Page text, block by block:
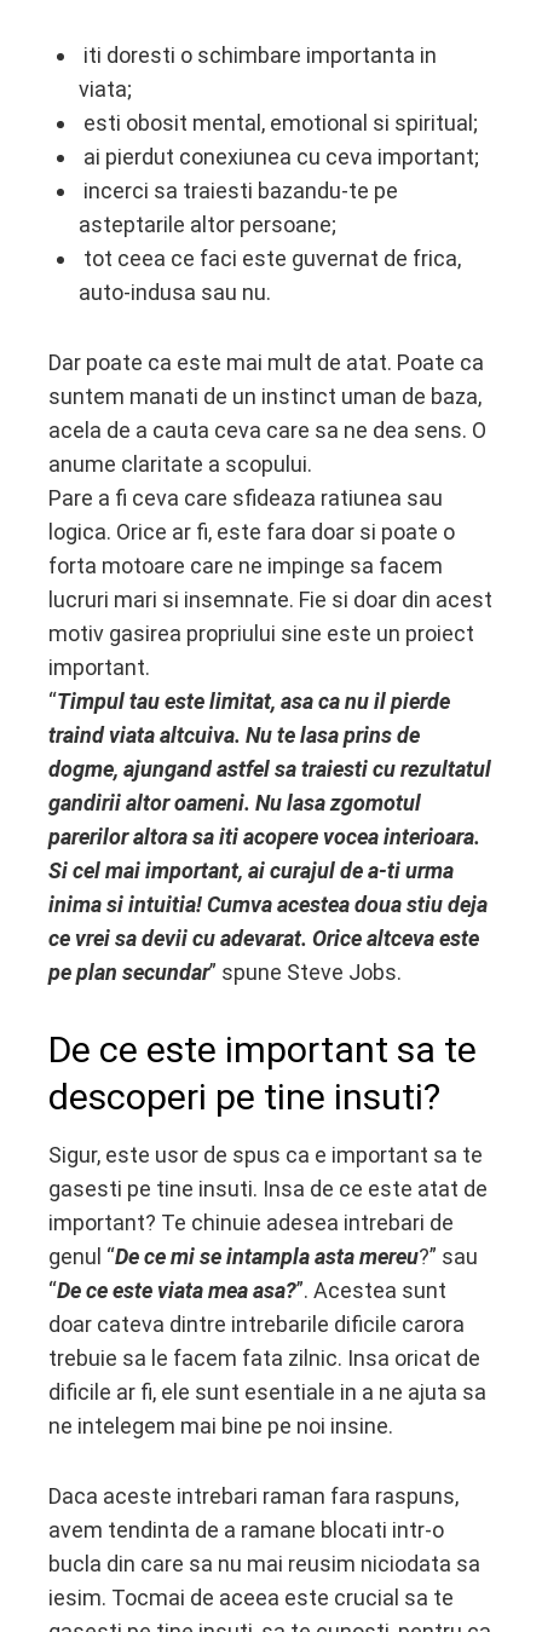
iti doresti o schimbare importanta in
viata;
esti obosit mental, emotional si spiritual;
ai pierdut conexiunea cu ceva important;
incerci sa traiesti bazandu-te pe
asteptarile altor persoane;
tot ceea ce faci este guvernat de frica,
auto-indusa sau nu.
Dar poate ca este mai mult de atat. Poate ca
suntem manati de un instinct uman de baza,
acela de a cauta ceva care sa ne dea sens. O
anume claritate a scopului.
Pare a fi ceva care sfideaza ratiunea sau
logica. Orice ar fi, este fara doar si poate o
forta motoare care ne impinge sa facem
lucruri mari si insemnate. Fie si doar din acest
motiv gasirea propriului sine este un proiect
important.
“Timpul tau este limitat, asa ca nu il pierde
traind viata altcuiva. Nu te lasa prins de
dogme, ajungand astfel sa traiesti cu rezultatul
gandirii altor oameni. Nu lasa zgomotul
parerilor altora sa iti acopere vocea interioara.
Si cel mai important, ai curajul de a-ti urma
inima si intuitia! Cumva acestea doua stiu deja
ce vrei sa devii cu adevarat. Orice altceva este
pe plan secundar” spune Steve Jobs.
De ce este important sa te
descoperi pe tine insuti?
Sigur, este usor de spus ca e important sa te
gasesti pe tine insuti. Insa de ce este atat de
important? Te chinuie adesea intrebari de
genul “De ce mi se intampla asta mereu?” sau
“De ce este viata mea asa?”. Acestea sunt
doar cateva dintre intrebarile dificile carora
trebuie sa le facem fata zilnic. Insa oricat de
dificile ar fi, ele sunt esentiale in a ne ajuta sa
ne intelegem mai bine pe noi insine.
Daca aceste intrebari raman fara raspuns,
avem tendinta de a ramane blocati intr-o
bucla din care sa nu mai reusim niciodata sa
iesim. Tocmai de aceea este crucial sa te